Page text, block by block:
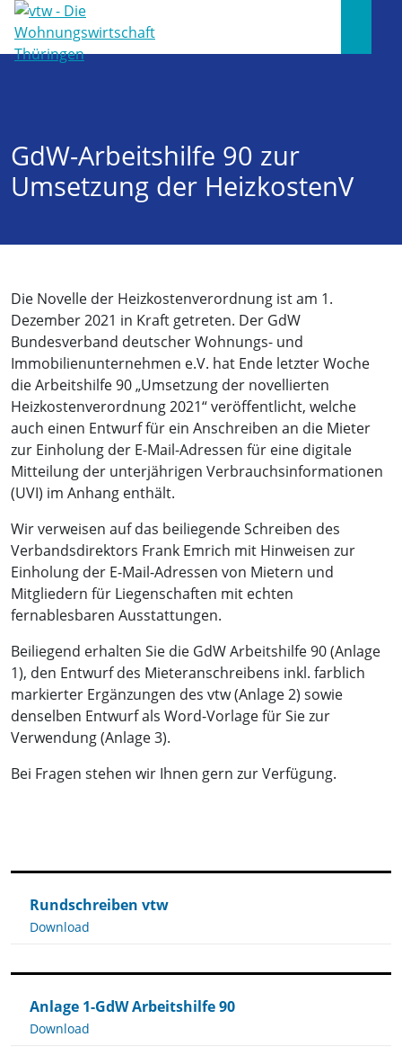
GdW-Arbeitshilfe 90 zur
Umsetzung der HeizkostenV
Die Novelle der Heizkostenverordnung ist am 1.
Dezember 2021 in Kraft getreten. Der GdW
Bundesverband deutscher Wohnungs- und
Immobilienunternehmen e.V. hat Ende letzter Woche
die Arbeitshilfe 90 „Umsetzung der novellierten
Heizkostenverordnung 2021“ veröffentlicht, welche
auch einen Entwurf für ein Anschreiben an die Mieter
zur Einholung der E-Mail-Adressen für eine digitale
Mitteilung der unterjährigen Verbrauchsinformationen
(UVI) im Anhang enthält.
Wir verweisen auf das beiliegende Schreiben des
Verbandsdirektors Frank Emrich mit Hinweisen zur
Einholung der E-Mail-Adressen von Mietern und
Mitgliedern für Liegenschaften mit echten
fernablesbaren Ausstattungen.
Beiliegend erhalten Sie die GdW Arbeitshilfe 90 (Anlage
1), den Entwurf des Mieteranschreibens inkl. farblich
markierter Ergänzungen des vtw (Anlage 2) sowie
denselben Entwurf als Word-Vorlage für Sie zur
Verwendung (Anlage 3).
Bei Fragen stehen wir Ihnen gern zur Verfügung.
Rundschreiben vtw
Download
Anlage 1-GdW Arbeitshilfe 90
Download